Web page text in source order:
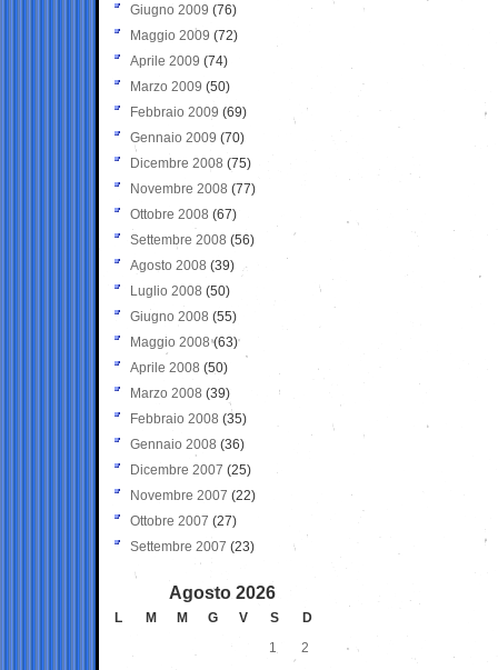
Giugno 2009 (76)
Maggio 2009 (72)
Aprile 2009 (74)
Marzo 2009 (50)
Febbraio 2009 (69)
Gennaio 2009 (70)
Dicembre 2008 (75)
Novembre 2008 (77)
Ottobre 2008 (67)
Settembre 2008 (56)
Agosto 2008 (39)
Luglio 2008 (50)
Giugno 2008 (55)
Maggio 2008(63)
Aprile 2008 (50)
Marzo 2008 (39)
Febbraio 2008 (35)
Gennaio 2008 (36)
Dicembre 2007 (25)
Novembre 2007 (22)
Ottobre 2007 (27)
Settembre 2007 (23)
Agosto 2026
L M M G V S
D
1
2